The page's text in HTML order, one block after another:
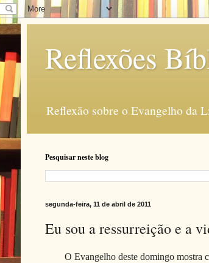
Reflexões
Reflexão sobre o Evangelho da
Pesquisar neste blog
segunda-feira, 11 de abril de 2011
Eu sou a ressurreição e a
O Evangelho deste domingo mostra